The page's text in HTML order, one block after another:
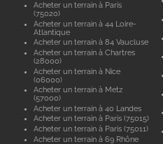
Acheter un terrain à Paris
(75020)
Acheter un terrain à 44 Loire-
Atlantique
Acheter un terrain à 84 Vaucluse
Acheter un terrain à Chartres
(28000)
Acheter un terrain à Nice
(06000)
Acheter un terrain à Metz
(57000)
Acheter un terrain à 40 Landes
Acheter un terrain à Paris (75015)
Acheter un terrain à Paris (75011)
Acheter un terrain à 69 Rhône